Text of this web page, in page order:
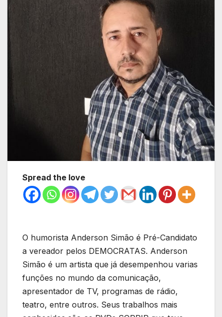
Spread the love
O humorista Anderson Simão é Pré-Candidato
a vereador pelos DEMOCRATAS. Anderson
Simão é um artista que já desempenhou varias
funções no mundo da comunicação,
apresentador de TV, programas de rádio,
teatro, entre outros. Seus trabalhos mais